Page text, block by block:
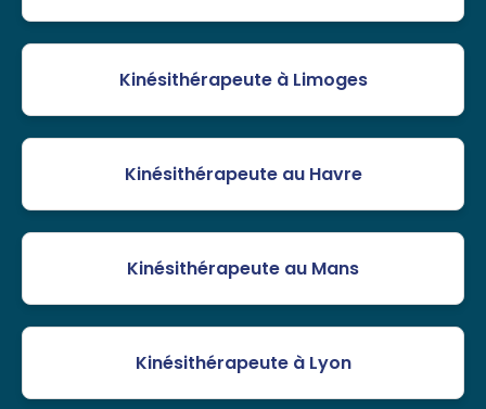
Kinésithérapeute à Limoges
Kinésithérapeute au Havre
Kinésithérapeute au Mans
Kinésithérapeute à Lyon